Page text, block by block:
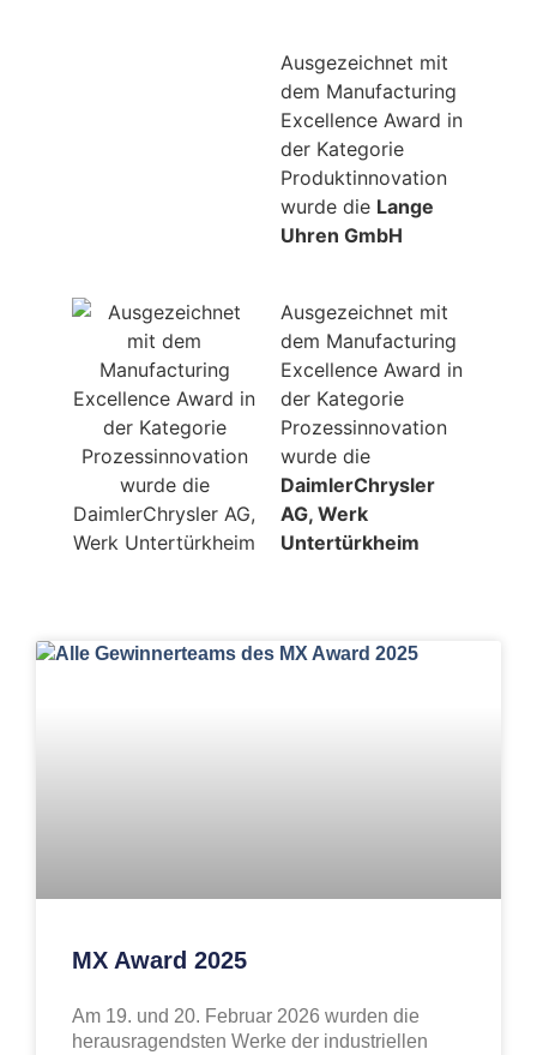
Ausgezeichnet mit
dem Manufacturing
Excellence Award in
der Kategorie
Produktinnovation
wurde die Lange
Uhren GmbH
Ausgezeichnet mit
dem Manufacturing
Excellence Award in
der Kategorie
Prozessinnovation
wurde die
DaimlerChrysler
AG, Werk
Untertürkheim
MX Award 2025
Am 19. und 20. Februar 2026 wurden die
herausragendsten Werke der industriellen